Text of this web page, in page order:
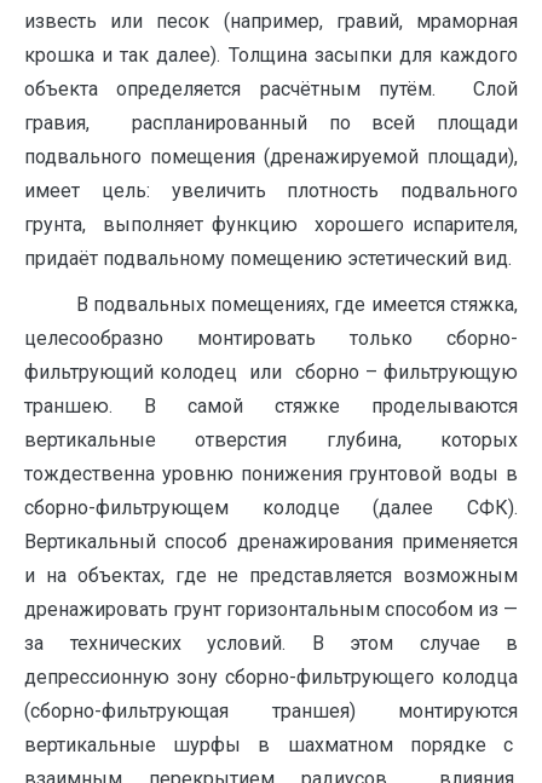
известь или песок (например, гравий, мраморная
крошка и так далее). Толщина засыпки для каждого
объекта определяется расчётным путём. Слой
гравия, распланированный по всей площади
подвального помещения (дренажируемой площади),
имеет цель: увеличить плотность подвального
грунта, выполняет функцию хорошего испарителя,
придаёт подвальному помещению эстетический вид.
В подвальных помещениях, где имеется стяжка,
целесообразно монтировать только сборно-
фильтрующий колодец или сборно – фильтрующую
траншею. В самой стяжке проделываются
вертикальные отверстия глубина, которых
тождественна уровню понижения грунтовой воды в
сборно-фильтрующем колодце (далее СФК).
Вертикальный способ дренажирования применяется
и на объектах, где не представляется возможным
дренажировать грунт горизонтальным способом из —
за технических условий. В этом случае в
депрессионную зону сборно-фильтрующего колодца
(сборно-фильтрующая траншея) монтируются
вертикальные шурфы в шахматном порядке с